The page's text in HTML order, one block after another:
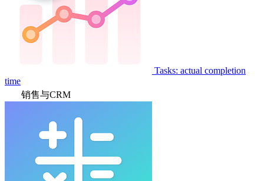
Tasks: actual completion
time
销售与CRM